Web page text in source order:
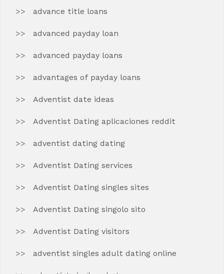
advance title loans
advanced payday loan
advanced payday loans
advantages of payday loans
Adventist date ideas
Adventist Dating aplicaciones reddit
adventist dating dating
Adventist Dating services
Adventist Dating singles sites
Adventist Dating singolo sito
Adventist Dating visitors
adventist singles adult dating online